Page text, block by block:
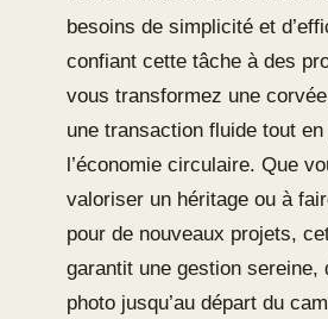
besoins de simplicité et
confiant cette tâche à des
vous transformez une
une transaction fluide tout
l’économie circulaire. Que
valoriser un héritage ou à
pour de nouveaux projets,
garantit une gestion sereine,
photo jusqu’au départ du